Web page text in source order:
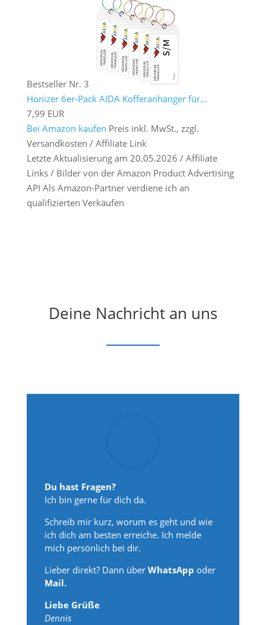
Bestseller Nr. 3
Honizer 6er-Pack AIDA Kofferanhänger für...
7,99 EUR
Bei Amazon kaufen Preis inkl. MwSt., zzgl.
Versandkosten / Affiliate Link
Letzte Aktualisierung am 20.05.2026 / Affiliate
Links / Bilder von der Amazon Product Advertising
API Als Amazon-Partner verdiene ich an
qualifizierten Verkäufen
Deine Nachricht an uns
Du hast Fragen?
Ich bin gerne für dich da.
Schreib mir kurz, worum es geht und wie
ich dich am besten erreiche. Ich melde
mich persönlich bei dir.
Lieber direkt? Dann überWhatsApp oder
Mail.
Liebe Grüße
Dennis